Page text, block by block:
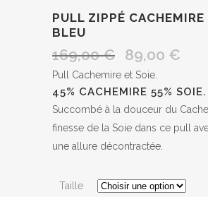
PULL ZIPPÉ
BLEU
169,00€
Le
prix
initial
était :
169,00 €.
89,00 €
actuel
est :
Pull Cachemire et Soie.
45% CACHEMIRE 55% SOIE.
Succombé à la douceur du
finesse de la Soie dans ce pull
une allure décontractée.
Taille